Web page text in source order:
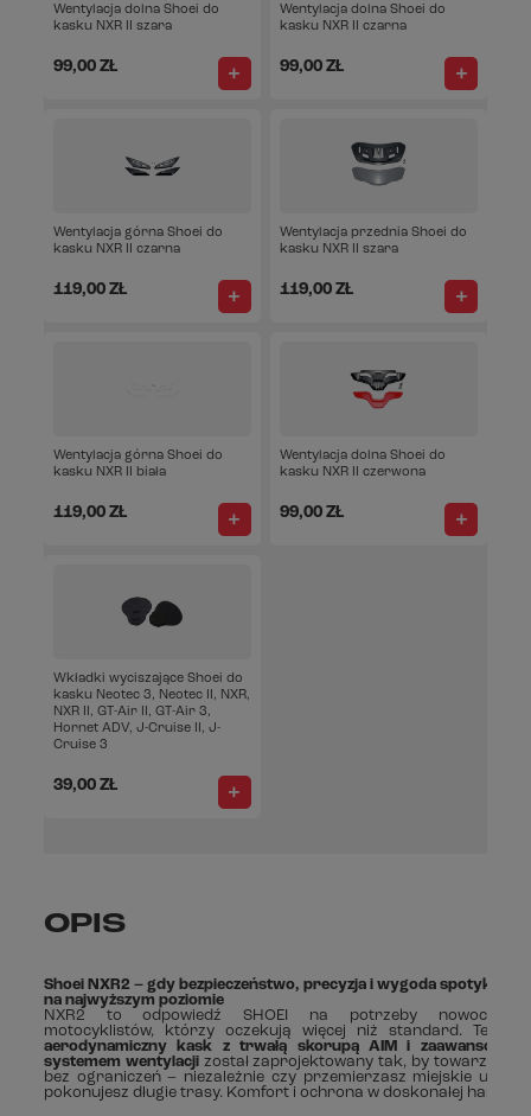
Wentylacja dolna Shoei do
kasku NXR II szara
99,00 ZŁ
Wentylacja dolna Shoei do
kasku NXR II czarna
99,00 ZŁ
Wentylacja górna Shoei do
kasku NXR II czarna
119,00 ZŁ
Wentylacja przednia Shoei do
kasku NXR II szara
119,00 ZŁ
Wentylacja górna Shoei do
kasku NXR II biała
119,00 ZŁ
Wentylacja dolna Shoei do
kasku NXR II czerwona
99,00 ZŁ
Wkładki wyciszające Shoei do
kasku Neotec 3, Neotec II, NXR,
NXR II, GT-Air II, GT-Air 3,
Hornet ADV, J-Cruise II, J-
Cruise 3
39,00 ZŁ
OPIS
Shoei NXR2 – gdy bezpieczeństwo, precyzja i wygoda spotykają
na najwyższym poziomie
NXR2 to odpowiedź SHOEI na potrzeby
motocyklistów, którzy oczekują więcej niż standard. Ten
aerodynamiczny kask z trwałą skorupą AIM i
systemem wentylacji został zaprojektowany tak, by towarzyszyć
bez ograniczeń – niezależnie czy przemierzasz miejskie ulice,
pokonujesz długie trasy. Komfort i ochrona w doskonałej